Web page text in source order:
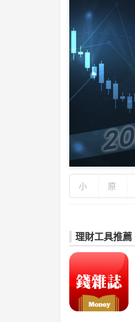
小 原
理財工具推薦